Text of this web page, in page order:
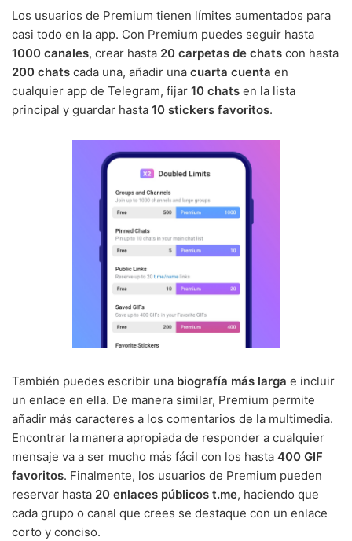
Los usuarios de Premium tienen límites aumentados para
casi todo en la app. Con Premium puedes seguir hasta
1000 canales, crear hasta 20 carpetas de chats con hasta
200 chats cada una, añadir una cuarta cuenta en
cualquier app de Telegram, fijar 10 chats en la lista
principal y guardar hasta 10 stickers favoritos.
También puedes escribir una biografía más larga e incluir
un enlace en ella. De manera similar, Premium permite
añadir más caracteres a los comentarios de la multimedia.
Encontrar la manera apropiada de responder a cualquier
mensaje va a ser mucho más fácil con los hasta 400 GIF
favoritos. Finalmente, los usuarios de Premium pueden
reservar hasta 20 enlaces públicos t.me, haciendo que
cada grupo o canal que crees se destaque con un enlace
corto y conciso.